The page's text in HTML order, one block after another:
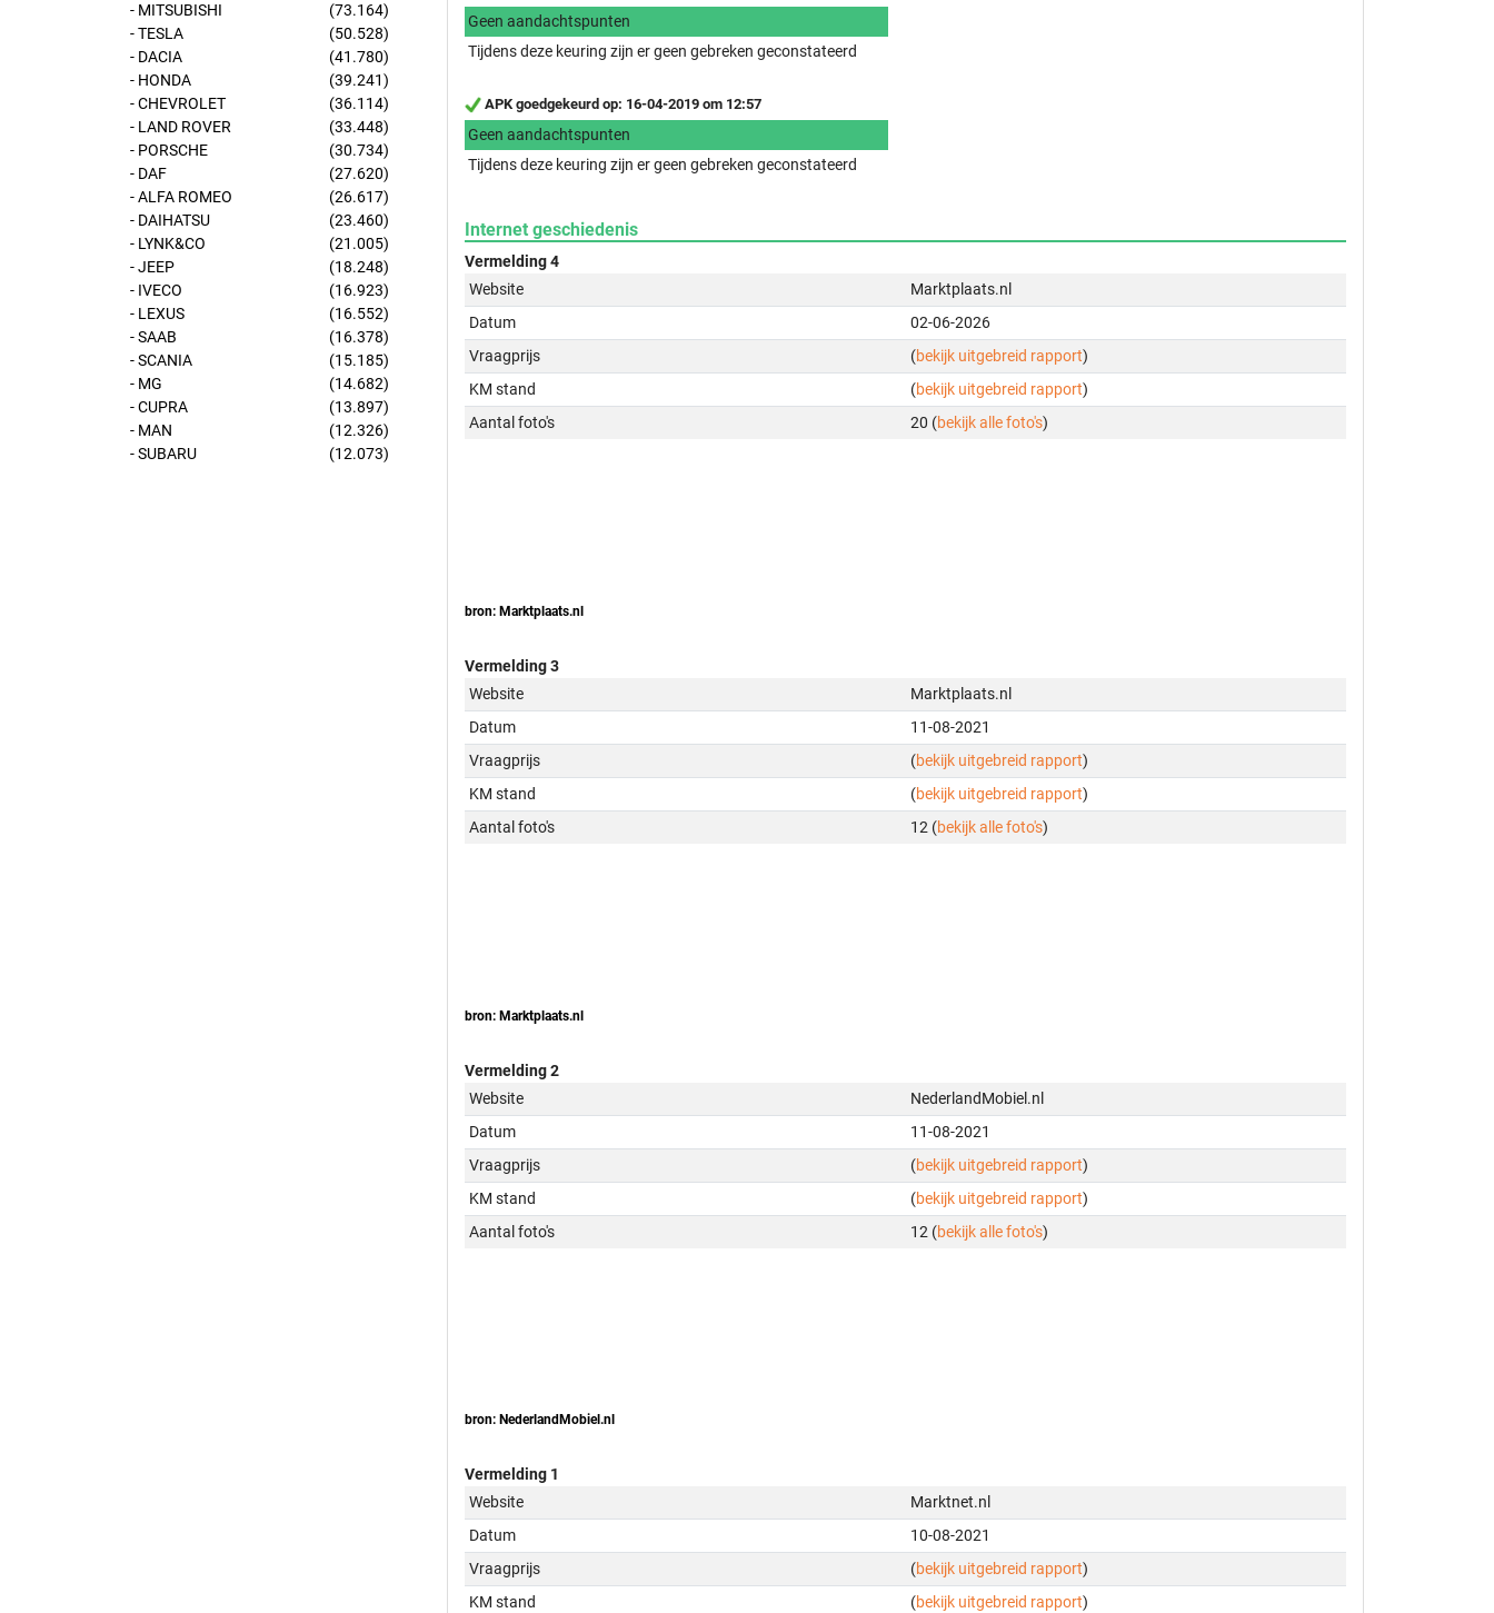
- MITSUBISHI
(73.164)
- TESLA
(50.528)
- DACIA
(41.780)
- HONDA
(39.241)
- CHEVROLET
(36.114)
- LAND ROVER
(33.448)
- PORSCHE
(30.734)
- DAF
(27.620)
- ALFA ROMEO
(26.617)
- DAIHATSU
(23.460)
- LYNK&CO
(21.005)
- JEEP
(18.248)
- IVECO
(16.923)
- LEXUS
(16.552)
- SAAB
(16.378)
- SCANIA
(15.185)
- MG
(14.682)
- CUPRA
(13.897)
- MAN
(12.326)
- SUBARU
(12.073)
Geen aandachtspunten
Tijdens deze keuring zijn er geen gebreken geconstateerd
APK goedgekeurd op: 16-04-2019 om 12:57
Geen aandachtspunten
Tijdens deze keuring zijn er geen gebreken geconstateerd
Internet geschiedenis
Vermelding 4
Website
Marktplaats.nl
Datum
02-06-2026
Vraagprijs
(bekijk uitgebreid rapport)
KM stand
(bekijk uitgebreid rapport)
Aantal foto's
20 (bekijk alle foto's)
bron: Marktplaats.nl
Vermelding 3
Website
Marktplaats.nl
Datum
11-08-2021
Vraagprijs
(bekijk uitgebreid rapport)
KM stand
(bekijk uitgebreid rapport)
Aantal foto's
12 (bekijk alle foto's)
bron: Marktplaats.nl
Vermelding 2
Website
NederlandMobiel.nl
Datum
11-08-2021
Vraagprijs
(bekijk uitgebreid rapport)
KM stand
(bekijk uitgebreid rapport)
Aantal foto's
12 (bekijk alle foto's)
bron: NederlandMobiel.nl
Vermelding 1
Website
Marktnet.nl
Datum
10-08-2021
Vraagprijs
(bekijk uitgebreid rapport)
KM stand
(bekijk uitgebreid rapport)